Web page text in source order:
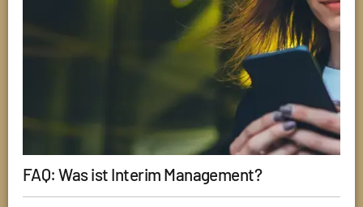
FAQ: Was ist Interim Management?